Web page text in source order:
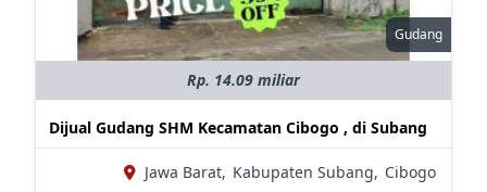
Gudang
Rp. 14.09 miliar
Dijual Gudang SHM Kecamatan Cibogo , di Subang
Jawa Barat, Kabupaten Subang, Cibogo